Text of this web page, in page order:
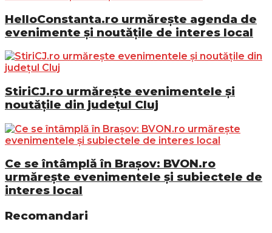
HelloConstanta.ro urmărește agenda de
evenimente și noutățile de interes local
StiriCJ.ro urmărește evenimentele și
noutățile din județul Cluj
Ce se întâmplă în Brașov: BVON.ro
urmărește evenimentele și subiectele de
interes local
Recomandari